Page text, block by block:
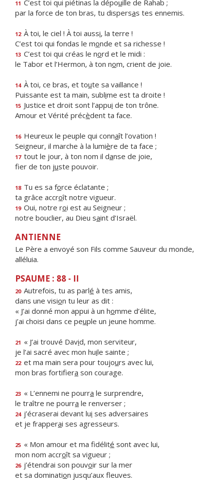
11 C’est toi qui piétinas la dépouille de Rahab ;
par la force de ton bras, tu dispersas tes ennemis.
12 À toi, le ciel ! À toi aussi, la terre !
C’est toi qui fondas le monde et sa richesse !
13 C’est toi qui créas le nord et le midi :
le Tabor et l’Hermon, à ton nom, crient de joie.
14 À toi, ce bras, et toute sa vaillance !
Puissante est ta main, sublime est ta droite !
15 Justice et droit sont l’appui de ton trône.
Amour et Vérité précèdent ta face.
16 Heureux le peuple qui connaît l’ovation !
Seigneur, il marche à la lumière de ta face ;
17 tout le jour, à ton nom il danse de joie,
fier de ton juste pouvoir.
18 Tu es sa force éclatante ;
ta grâce accroît notre vigueur.
19 Oui, notre roi est au Seigneur ;
notre bouclier, au Dieu saint d’Israël.
ANTIENNE
Le Père a envoyé son Fils comme Sauveur du monde,
alléluia.
PSAUME : 88 - II
20 Autrefois, tu as parlé à tes amis,
dans une vision tu leur as dit :
« J’ai donné mon appui à un homme d’élite,
j’ai choisi dans ce peuple un jeune homme.
21 « J’ai trouvé David, mon serviteur,
je l’ai sacré avec mon huile sainte ;
22 et ma main sera pour toujours avec lui,
mon bras fortifiera son courage.
23 « L’ennemi ne pourra le surprendre,
le traître ne pourra le renverser ;
24 j’écraserai devant lui ses adversaires
et je frapperai ses agresseurs.
25 « Mon amour et ma fidélité sont avec lui,
mon nom accroît sa vigueur ;
26 j’étendrai son pouvoir sur la mer
et sa domination jusqu’aux fleuves.